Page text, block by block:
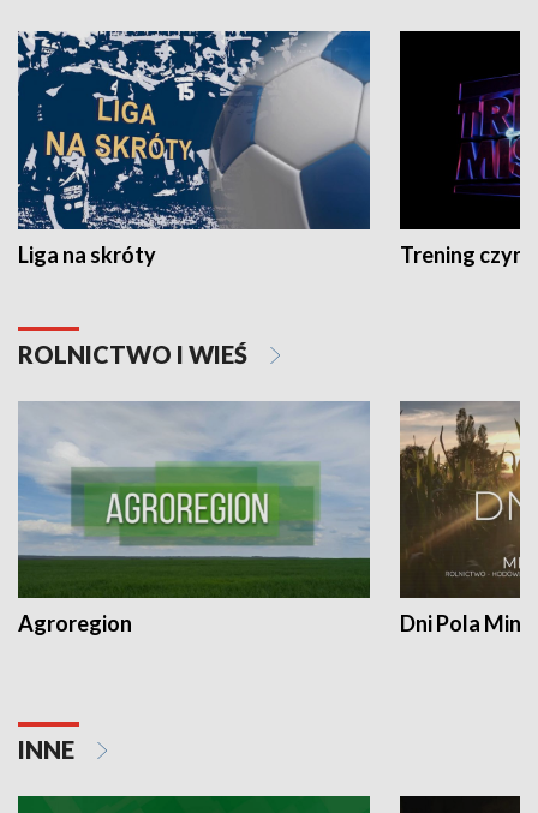
Liga na skróty Trening czyni
ROLNICTWO I WIEŚ
Agroregion Dni Pola
INNE